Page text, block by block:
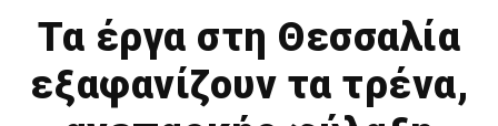
Τα έργα στη Θεσσαλία
εξαφανίζουν τα τρένα,